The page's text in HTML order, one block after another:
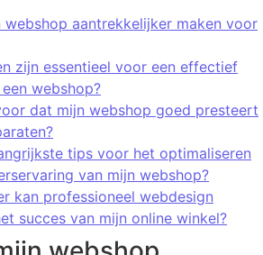
webshop aantrekkelijker maken voor
zijn essentieel voor een effectief
webshop?
dat mijn webshop goed presteert
tips voor het optimaliseren
van mijn webshop?
kan professioneel webdesign
succes van mijn online winkel?